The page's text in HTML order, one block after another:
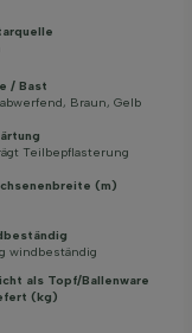
/ Bast
Braun, Gelb
Teilbepflasterung
(m)
windbeständig
als Topf/Ballenware
(kg)